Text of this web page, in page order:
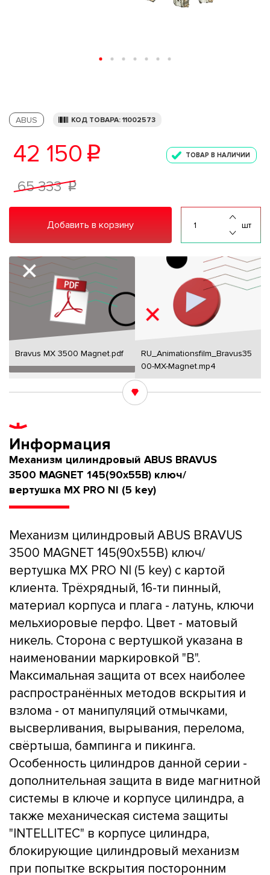
ABUS КОД ТОВАРА: 11002573
42 150 p ТОВАР В НАЛИЧИИ
65 333 p
Добавить в корзину шт
Bravus MX 3500 Magnet.pdf
RU_Animationsfilm_Bravus35
00-MX-Magnet.mp4
Информация
Механизм цилиндровый ABUS BRAVUS
3500 MAGNET 145(90x55В) ключ/
вертушка MX PRO NI (5 key)
Механизм цилиндровый ABUS BRAVUS
3500 MAGNET 145(90x55В) ключ/
вертушка MX PRO NI (5 key) с картой
клиента. Трёхрядный, 16-ти пинный,
материал корпуса и плага - латунь, ключи
мельхиоровые перфо. Цвет - матовый
никель. Сторона с вертушкой указана в
наименовании маркировкой "B".
Максимальная защита от всех наиболее
распространённых методов вскрытия и
взлома - от манипуляций отмычками,
высверливания, вырывания, перелома,
свёртыша, бампинга и пикинга.
Особенность цилиндров данной серии -
дополнительная защита в виде магнитной
системы в ключе и корпусе цилиндра, а
также механическая система защиты
"INTELLITEC" в корпусе цилиндра,
блокирующие цилиндровый механизм
при попытке вскрытия посторонним